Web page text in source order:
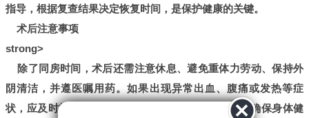
指导，根据复查结果决定恢复时间，是保护健康的关键。
术后注意事项
strong>
除了同房时间，术后还需注意休息、避免重体力劳动、保持外
阴清洁，并遵医嘱用药。如果出现异常出血、腹痛或发热等症
状，应及时就医。定期复查可以帮助评估恢复情况，确保身体健